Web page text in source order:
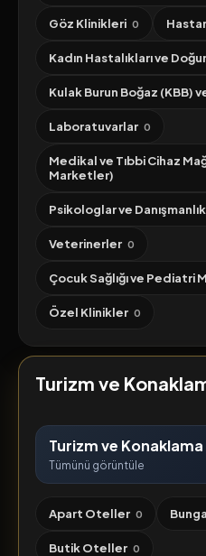
Göz Klinikleri 0
Kadın Hastalıkları ve
Kulak Burun Boğaz (KBB)
Laboratuvarlar 0
Medikal ve Tıbbi Cihaz
Marketler)
Psikologlar ve
Veterinerler 0
Çocuk Sağlığı ve Pediatri
Özel Klinikler 0
Turizm ve
Turizm ve Konaklama
Tümünü görüntüle
Apart Oteller 0
Butik Oteller 0